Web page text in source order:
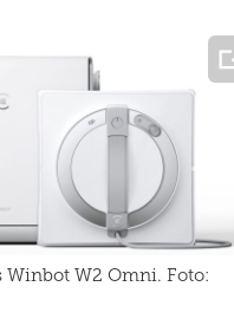
Winbot W2 Omni. Foto: